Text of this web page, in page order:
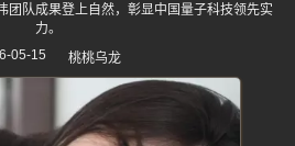
团队成果登上自然，彰显中国量子科技领先实
力。
05-15
桃桃乌龙